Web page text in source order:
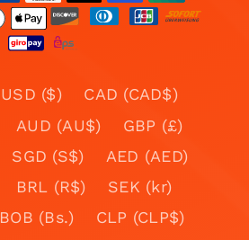
USD ($)
CAD (CAD$)
AUD (AU$)
GBP (£)
SGD (S$)
AED (AED)
BRL (R$)
SEK (kr)
BOB (Bs.)
CLP (CLP$)